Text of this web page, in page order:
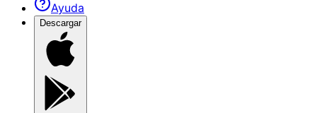
Ayuda
Descargar